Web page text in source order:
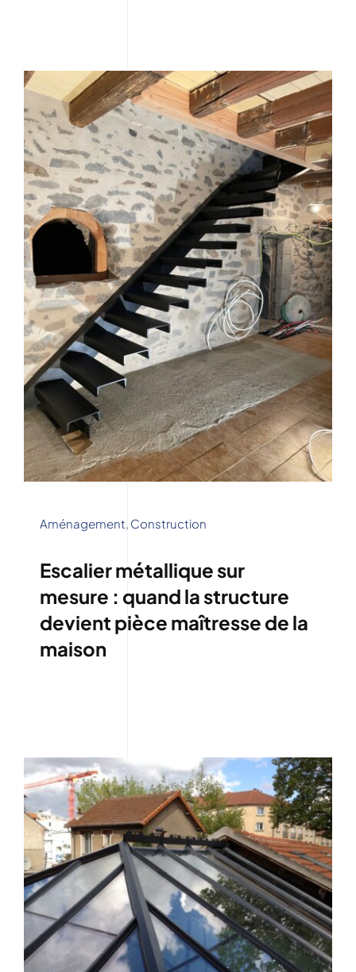
Aménagement Construction
Escalier métallique sur
mesure : quand la structure
devient pièce maîtresse de la
maison